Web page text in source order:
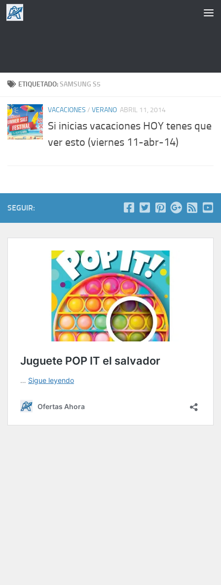
Saltar al contenido
ETIQUETADO:SAMSUNG S5
VACACIONES / VERANO ABRIL 11, 2014
Si inicias vacaciones HOY tenes que
ver esto (viernes 11-abr-14)
SEGUIR: